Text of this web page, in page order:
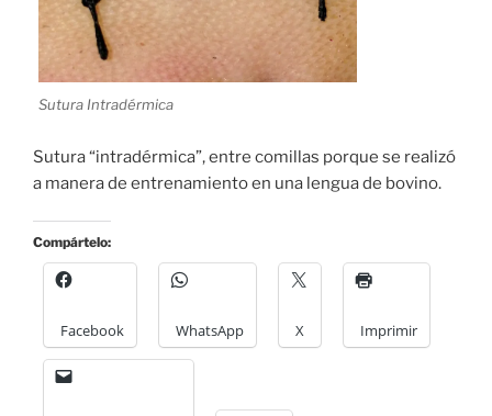
Sutura Intradérmica
Sutura “intradérmica”, entre comillas porque se realizó
a manera de entrenamiento en una lengua de bovino.
Compártelo:
Facebook WhatsApp X Imprimir